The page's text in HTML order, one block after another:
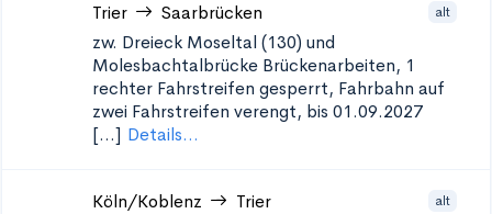
Trier Saarbrücken alt
zw. Dreieck Moseltal (130) und
Molesbachtalbrücke Brückenarbeiten, 1
rechter Fahrstreifen gesperrt, Fahrbahn auf
zwei Fahrstreifen verengt, bis 01.09.2027
[...] Details...
Köln/Koblenz Trier alt